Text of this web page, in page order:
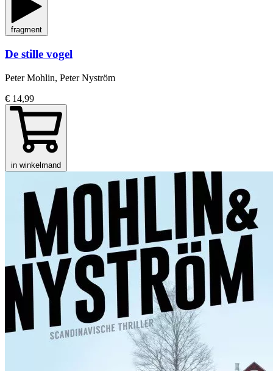
fragment
De stille vogel
Peter Mohlin, Peter Nyström
€ 14,99
in winkelmand